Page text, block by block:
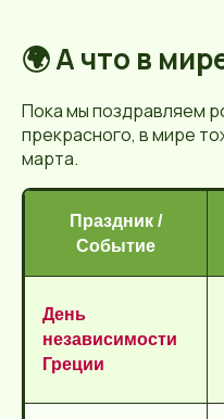
🌍 А что в
Пока мы поздравляем
прекрасного, в мире
марта.
Праздник /
Событие
День
независимости
Греции